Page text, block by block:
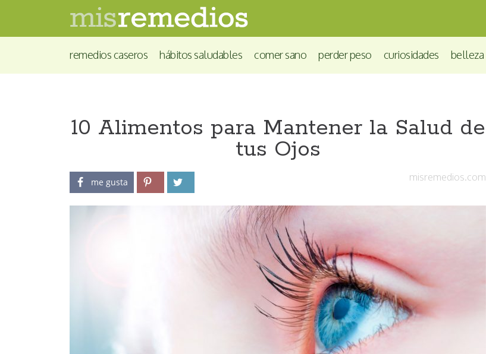
remedios caseros hábitos saludables comer sano perder peso curiosidades belleza
10 Alimentos para Mantener la Salud de
tus Ojos
misremedios.com
me gusta